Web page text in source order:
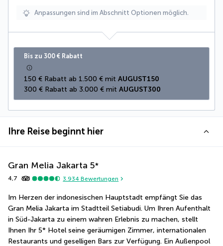
Anpassungen sind im Abschnitt Optionen möglich.
Bis zu 300 € Rabatt
150 € Rabatt ab 1.500 € mit AUGUST150
300 € Rabatt ab 3.000 € mit AUGUST300
Ihre Reise beginnt hier
Gran Melia Jakarta 5*
4,7 3.934 Bewertungen
Im Herzen der indonesischen Hauptstadt empfängt Sie das
Gran Melia Jakarta im Stadtteil Setiabudi. Um Ihren Aufenthalt
in Süd-Jakarta zu einem wahren Erlebnis zu machen, stellt
Ihnen Ihr 5* Hotel seine geräumigen Zimmer, internationalen
Restaurants und geselligen Bars zur Verfügung. Ein Außenpool